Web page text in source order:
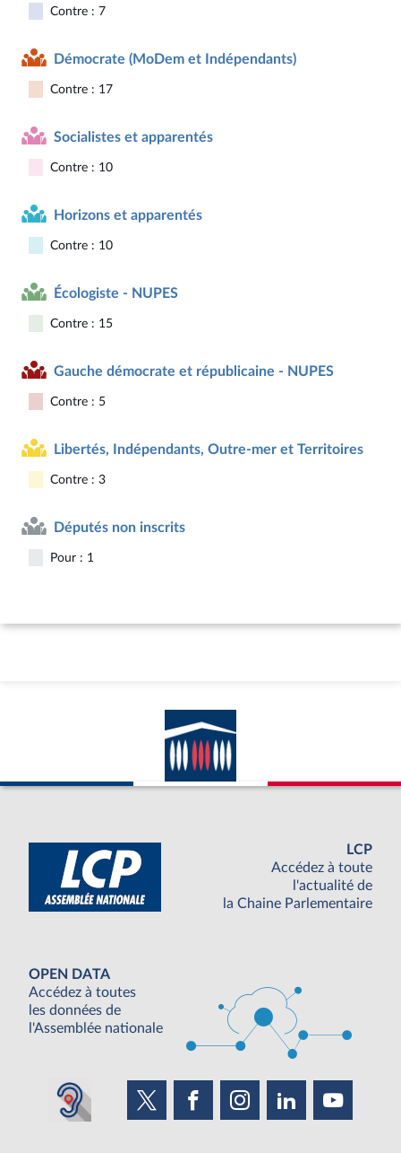
Contre : 7
Démocrate (MoDem et Indépendants)
Contre : 17
Socialistes et apparentés
Contre : 10
Horizons et apparentés
Contre : 10
Écologiste - NUPES
Contre : 15
Gauche démocrate et républicaine - NUPES
Contre : 5
Libertés, Indépendants, Outre-mer et Territoires
Contre : 3
Députés non inscrits
Pour : 1
LCP
Accédez à toute
l'actualité de
la Chaine Parlementaire
OPEN DATA
Accédez à toutes
les données de
l'Assemblée nationale